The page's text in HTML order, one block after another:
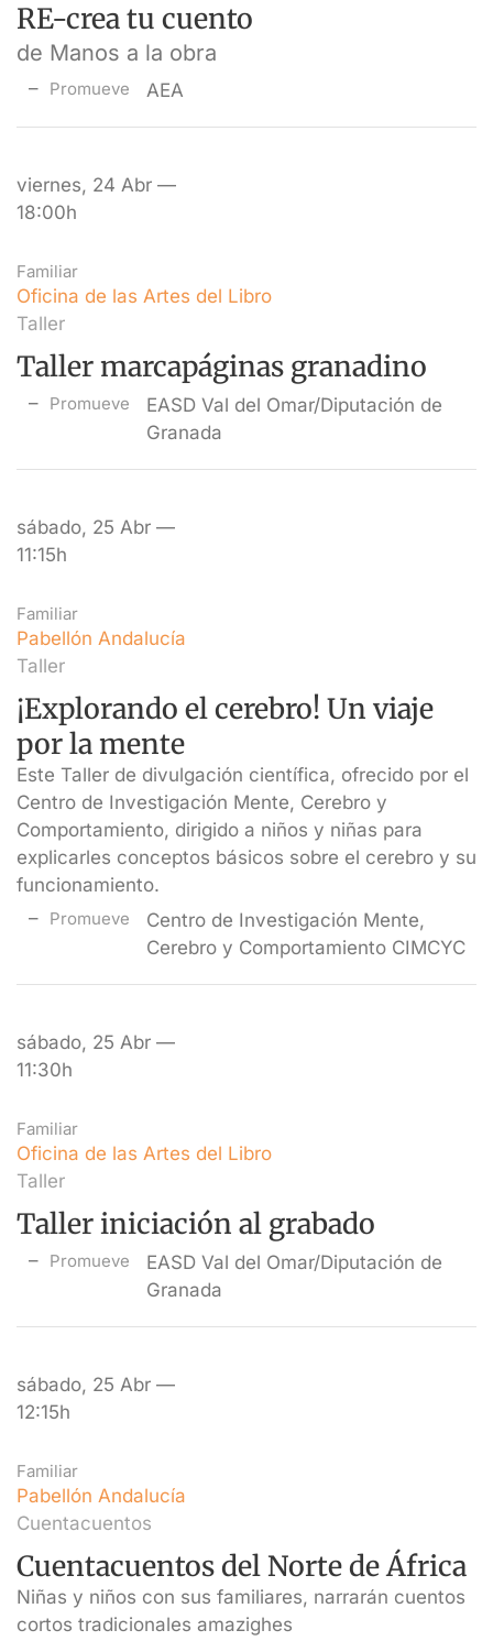
RE-crea tu cuento
de Manos a la obra
Promueve AEA
viernes, 24 Abr —
18:00h
Familiar
Oficina de las Artes del Libro
Taller
Taller marcapáginas granadino
Promueve
EASD Val del Omar/Diputación de
Granada
sábado, 25 Abr —
11:15h
Familiar
Pabellón Andalucía
Taller
¡Explorando el cerebro! Un viaje
por la mente
Este Taller de divulgación científica, ofrecido por el
Centro de Investigación Mente, Cerebro y
Comportamiento, dirigido a niños y niñas para
explicarles conceptos básicos sobre el cerebro y su
funcionamiento.
Promueve
Centro de Investigación Mente,
Cerebro y Comportamiento CIMCYC
sábado, 25 Abr —
11:30h
Familiar
Oficina de las Artes del Libro
Taller
Taller iniciación al grabado
Promueve
EASD Val del Omar/Diputación de
Granada
sábado, 25 Abr —
12:15h
Familiar
Pabellón Andalucía
Cuentacuentos
Cuentacuentos del Norte de África
Niñas y niños con sus familiares, narrarán cuentos
cortos tradicionales amazighes